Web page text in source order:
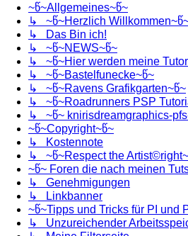
~წ~Allgemeines~წ~
↳ ~წ~Herzlich
↳ Das Bin ich!
↳ ~წ~NEWS~წ~
↳ ~წ~Hier werden meine
↳ ~წ~Bastelfunecke~წ~
↳ ~წ~Ravens Grafikgarten~წ~
↳ ~წ~Roadrunners PSP
↳ ~წ~ knirisdreamgraphics-
~წ~Copyright~წ~
↳ Kostennote
↳ ~წ~Respect the
~წ~ Foren die nach meinen
↳ Genehmigungen
↳ Linkbanner
~წ~Tipps und Tricks für PI und
↳ Unzureichender